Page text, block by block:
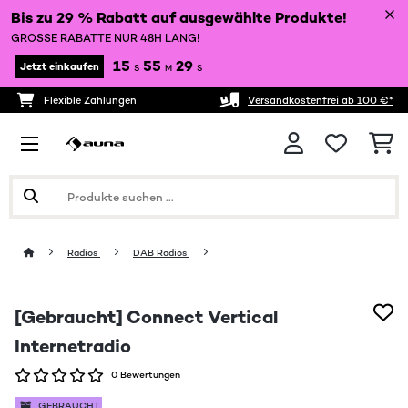
Bis zu 29 % Rabatt auf ausgewählte Produkte!
GROSSE RABATTE NUR 48H LANG!
Jetzt einkaufen 15 S 55 M 28 S
Flexible Zahlungen Versandkostenfrei ab 100 €*
Radios DAB Radios
[Gebraucht] Connect Vertical
Internetradio
0 Bewertungen